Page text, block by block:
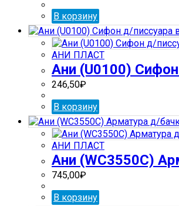
В корзину
АНИ ПЛАСТ
Ани (U0100)
246,50₽
В корзину
АНИ ПЛАСТ
Ани (WС3550С)
745,00₽
В корзину